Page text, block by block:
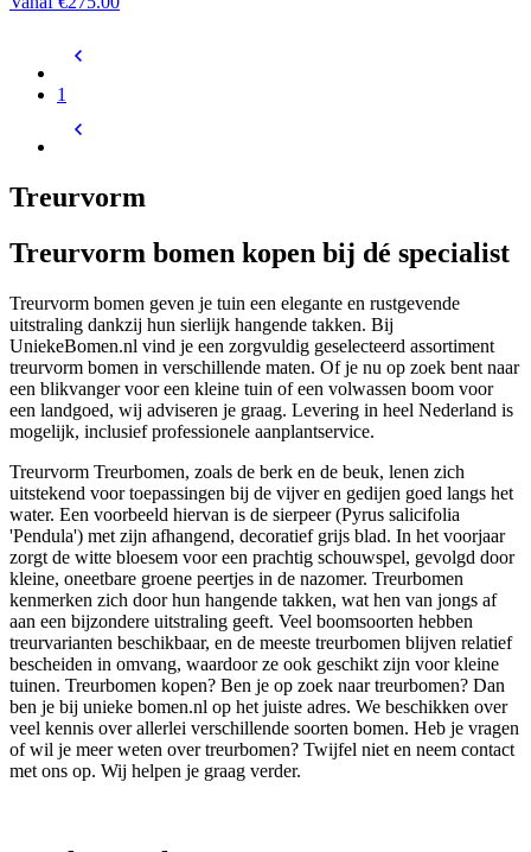
1
Treurvorm
Treurvorm bomen kopen bij dé specialist
Treurvorm bomen geven je tuin een elegante en rustgevende
uitstraling dankzij hun sierlijk hangende takken. Bij
UniekeBomen.nl vind je een zorgvuldig geselecteerd assortiment
treurvorm bomen in verschillende maten. Of je nu op zoek bent naar
een blikvanger voor een kleine tuin of een volwassen boom voor
een landgoed, wij adviseren je graag. Levering in heel Nederland is
mogelijk, inclusief professionele aanplantservice.
Treurvorm Treurbomen, zoals de berk en de beuk, lenen zich
uitstekend voor toepassingen bij de vijver en gedijen goed langs het
water. Een voorbeeld hiervan is de sierpeer (Pyrus salicifolia
'Pendula') met zijn afhangend, decoratief grijs blad. In het voorjaar
zorgt de witte bloesem voor een prachtig schouwspel, gevolgd door
kleine, oneetbare groene peertjes in de nazomer. Treurbomen
kenmerken zich door hun hangende takken, wat hen van jongs af
aan een bijzondere uitstraling geeft. Veel boomsoorten hebben
treurvarianten beschikbaar, en de meeste treurbomen blijven relatief
bescheiden in omvang, waardoor ze ook geschikt zijn voor kleine
tuinen. Treurbomen kopen? Ben je op zoek naar treurbomen? Dan
ben je bij unieke bomen.nl op het juiste adres. We beschikken over
veel kennis over allerlei verschillende soorten bomen. Heb je vragen
of wil je meer weten over treurbomen? Twijfel niet en neem contact
met ons op. Wij helpen je graag verder.